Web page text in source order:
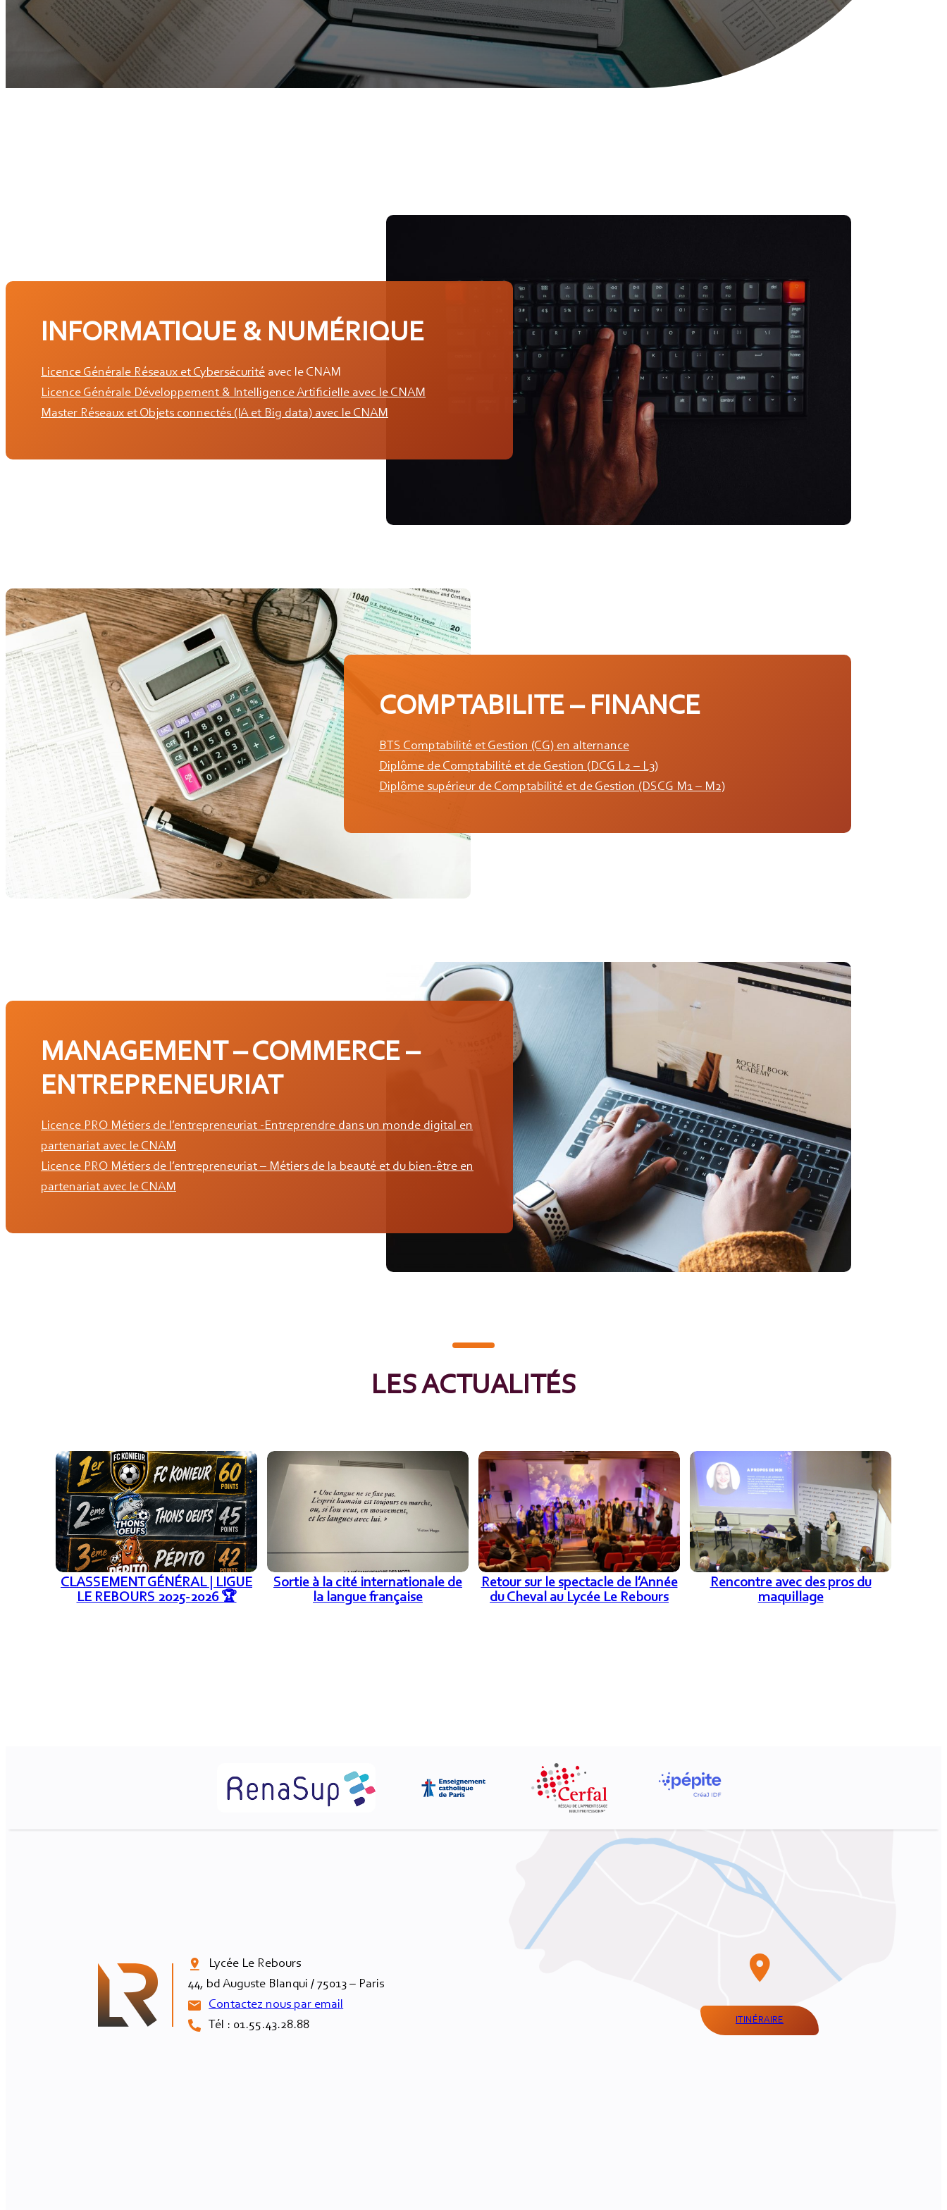
INFORMATIQUE & NUMÉRIQUE
Licence Générale Réseaux et Cybersécurité avec le CNAM
Licence Générale Développement & Intelligence Artificielle avec le CNAM
Master Réseaux et Objets connectés (IA et Big data) avec le CNAM
COMPTABILITE – FINANCE
BTS Comptabilité et Gestion (CG) en alternance
Diplôme de Comptabilité et de Gestion (DCG L2 – L3)
Diplôme supérieur de Comptabilité et de Gestion (DSCG M1 – M2)
MANAGEMENT – COMMERCE –
ENTREPRENEURIAT
Licence PRO Métiers de l’entrepreneuriat -Entreprendre dans un monde digital en
partenariat avec le CNAM
Licence PRO Métiers de l’entrepreneuriat – Métiers de la beauté et du bien-être en
partenariat avec le CNAM
LES ACTUALITÉS
CLASSEMENT GÉNÉRAL | LIGUE
LE REBOURS 2025-2026 🏆
Sortie à la cité internationale de
la langue française
Retour sur le spectacle de l’Année
du Cheval au Lycée Le Rebours
Rencontre avec des pros du
maquillage

Lycée Le Rebours
44, bd Auguste Blanqui / 75013 – Paris
Contactez nous par email
Tél : 01.55.43.28.88
ITINÉRAIRE